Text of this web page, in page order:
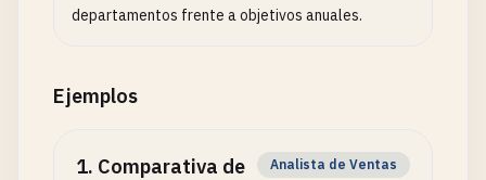
departamentos frente a objetivos anuales.
Ejemplos
1. Comparativa de
Analista de Ventas